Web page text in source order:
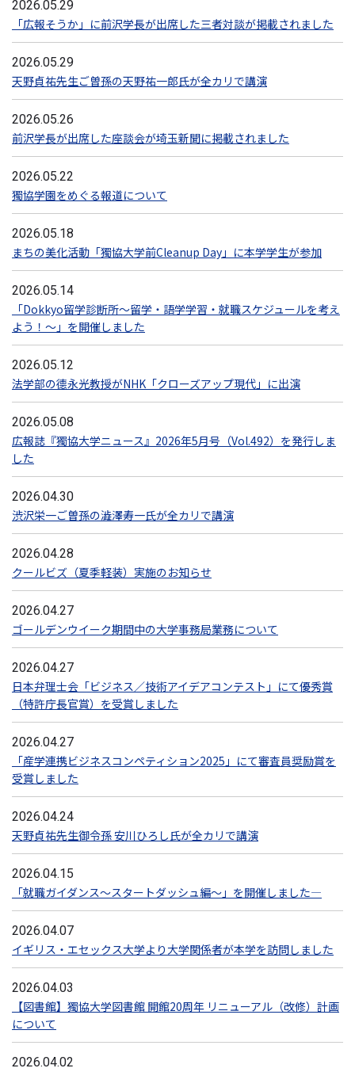
2026.05.29
「広報そうか」に前沢学長が出席した三者対談が掲載されました
2026.05.29
天野貞祐先生ご曽孫の天野祐一郎氏が全カリで講演
2026.05.26
前沢学長が出席した座談会が埼玉新聞に掲載されました
2026.05.22
獨協学園をめぐる報道について
2026.05.18
まちの美化活動「獨協大学前Cleanup Day」に本学学生が参加
2026.05.14
「Dokkyo留学診断所～留学・語学学習・就職スケジュールを考え
よう！～」を開催しました
2026.05.12
法学部の德永光教授がNHK「クローズアップ現代」に出演
2026.05.08
広報誌『獨協大学ニュース』2026年5月号（Vol.492）を発行しま
した
2026.04.30
渋沢栄一ご曽孫の澁澤寿一氏が全カリで講演
2026.04.28
クールビズ（夏季軽装）実施のお知らせ
2026.04.27
ゴールデンウイーク期間中の大学事務局業務について
2026.04.27
日本弁理士会「ビジネス／技術アイデアコンテスト」にて優秀賞
（特許庁長官賞）を受賞しました
2026.04.27
「産学連携ビジネスコンペティション2025」にて審査員奨励賞を
受賞しました
2026.04.24
天野貞祐先生御令孫 安川ひろし氏が全カリで講演
2026.04.15
「就職ガイダンス～スタートダッシュ編～」を開催しました―
2026.04.07
イギリス・エセックス大学より大学関係者が本学を訪問しました
2026.04.03
【図書館】獨協大学図書館 開館20周年 リニューアル（改修）計画
について
2026.04.02